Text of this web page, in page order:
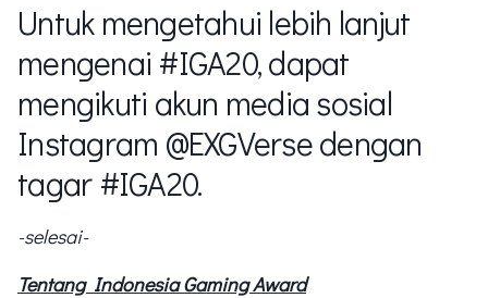
Untuk mengetahui lebih lanjut
mengenai #IGA20, dapat
mengikuti akun media sosial
Instagram @EXGVerse dengan
tagar #IGA20.
-selesai-
Tentang Indonesia Gaming Award